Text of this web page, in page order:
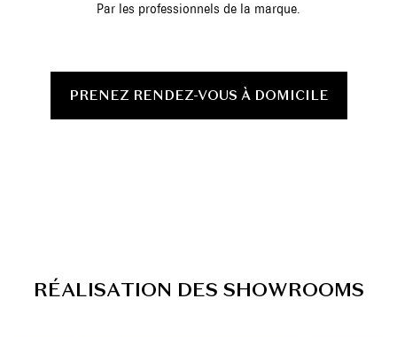
Par les professionnels de la marque.
PRENEZ RENDEZ-VOUS À DOMICILE
RÉALISATION DES SHOWROOMS